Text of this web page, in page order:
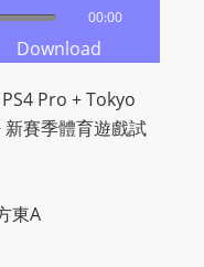
00:00
Download
Pro + Tokyo
賽季體育遊戲試
東A